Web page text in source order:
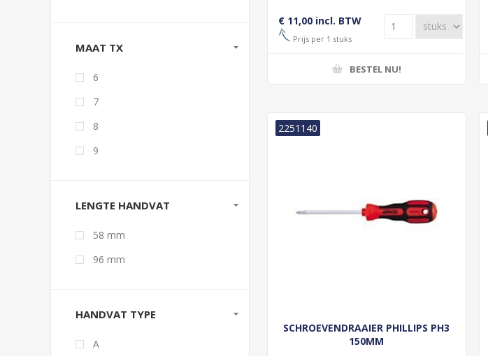
€ 11,00 incl. BTW
Prijs per 1 stuks
BESTEL NU!
SCHROEVENDRAAIER PHILLIPS PH3
150MM
2251140
MAAT TX
6
7
8
9
LENGTE HANDVAT
58 mm
96 mm
HANDVAT TYPE
A